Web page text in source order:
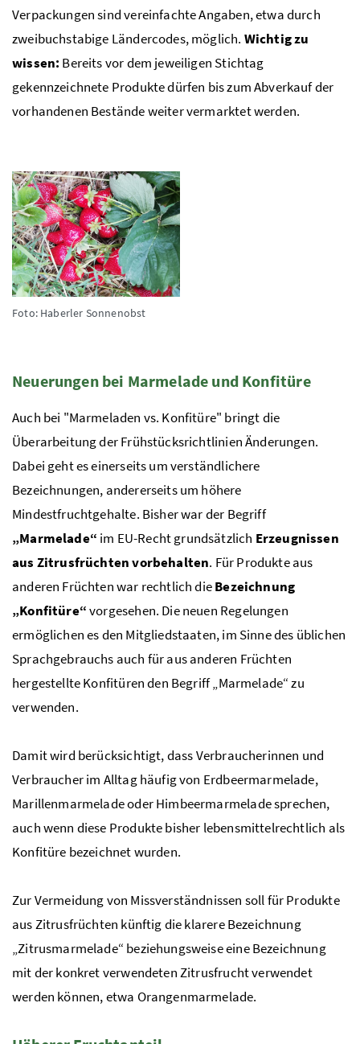
Verpackungen sind vereinfachte Angaben, etwa durch
zweibuchstabige Ländercodes, möglich. Wichtig zu
wissen: Bereits vor dem jeweiligen Stichtag
gekennzeichnete Produkte dürfen bis zum Abverkauf der
vorhandenen Bestände weiter vermarktet werden.
Foto: Haberler Sonnenobst
Neuerungen bei Marmelade und Konfitüre
Auch bei "Marmeladen vs. Konfitüre" bringt die
Überarbeitung der Frühstücksrichtlinien Änderungen.
Dabei geht es einerseits um verständlichere
Bezeichnungen, andererseits um höhere
Mindestfruchtgehalte. Bisher war der Begriff
„Marmelade“ im EU-Recht grundsätzlich Erzeugnissen
aus Zitrusfrüchten vorbehalten. Für Produkte aus
anderen Früchten war rechtlich dieBezeichnung
„Konfitüre“vorgesehen. Die neuen Regelungen
ermöglichen es den Mitgliedstaaten, im Sinne des üblichen
Sprachgebrauchs auch für aus anderen Früchten
hergestellte Konfitüren den Begriff „Marmelade“ zu
verwenden.
Damit wird berücksichtigt, dass Verbraucherinnen und
Verbraucher im Alltag häufig von Erdbeermarmelade,
Marillenmarmelade oder Himbeermarmelade sprechen,
auch wenn diese Produkte bisher lebensmittelrechtlich als
Konfitüre bezeichnet wurden.
Zur Vermeidung von Missverständnissen soll für Produkte
aus Zitrusfrüchten künftig die klarere Bezeichnung
„Zitrusmarmelade“ beziehungsweise eine Bezeichnung
mit der konkret verwendeten Zitrusfrucht verwendet
werden können, etwa Orangenmarmelade.